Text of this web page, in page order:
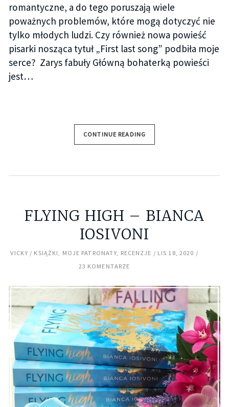
romantyczne, a do tego poruszają wiele
poważnych problemów, które mogą dotyczyć nie
tylko młodych ludzi. Czy również nowa powieść
pisarki nosząca tytuł „First last song” podbiła moje
serce? Zarys fabuły Główną bohaterką powieści
jest…
CONTINUE READING
FLYING HIGH – BIANCA
IOSIVONI
VICKY KSIĄŻKI, MOJE PATRONATY, RECENZJE
LIS 18, 2020
23 KOMENTARZE